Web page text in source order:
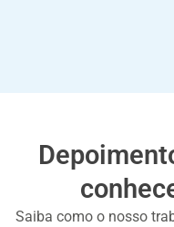
Saiba como o nosso